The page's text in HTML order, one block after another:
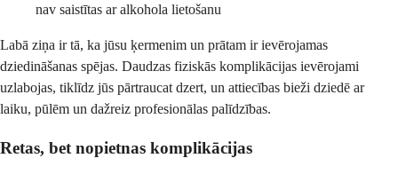
nav saistītas ar alkohola lietošanu
Labā ziņa ir tā, ka jūsu ķermenim un prātam ir ievērojamas
dziedināšanas spējas. Daudzas fiziskās komplikācijas ievērojami
uzlabojas, tiklīdz jūs pārtraucat dzert, un attiecības bieži dziedē ar
laiku, pūlēm un dažreiz profesionālas palīdzības.
Retas, bet nopietnas komplikācijas